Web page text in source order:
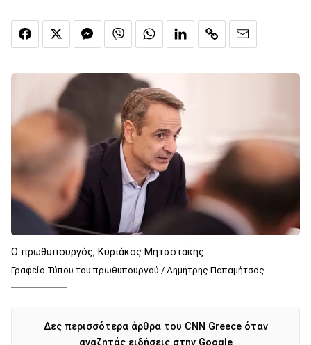
Ο πρωθυπουργός, Κυριάκος Μητσοτάκης
Γραφείο Τύπου του πρωθυπουργού / Δημήτρης Παπαμήτσος
Δες περισσότερα άρθρα του CNN Greece όταν
αναζητάς ειδήσεις στην Google